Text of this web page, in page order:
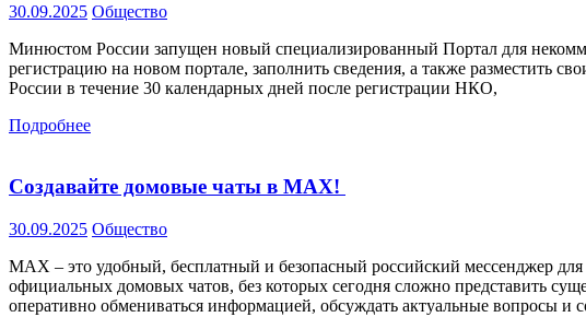
30.09.2025 Общество
Минюстом России запущен новый специализированный Портал для
регистрацию на новом портале, заполнить сведения, а также разместить
России в течение 30 календарных дней после регистрации НКО,
Подробнее
Создавайте домовые чаты в MAX!
30.09.2025 Общество
MAX – это удобный, бесплатный и безопасный российский мессенджер
официальных домовых чатов, без которых сегодня сложно представить
оперативно обмениваться информацией, обсуждать актуальные вопросы и